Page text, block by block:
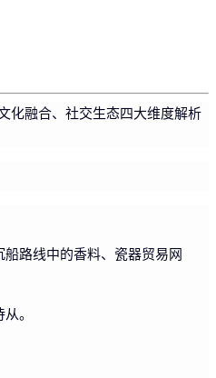
化融合、社交生态四大维度解析
路线中的香料、瓷器贸易网
。